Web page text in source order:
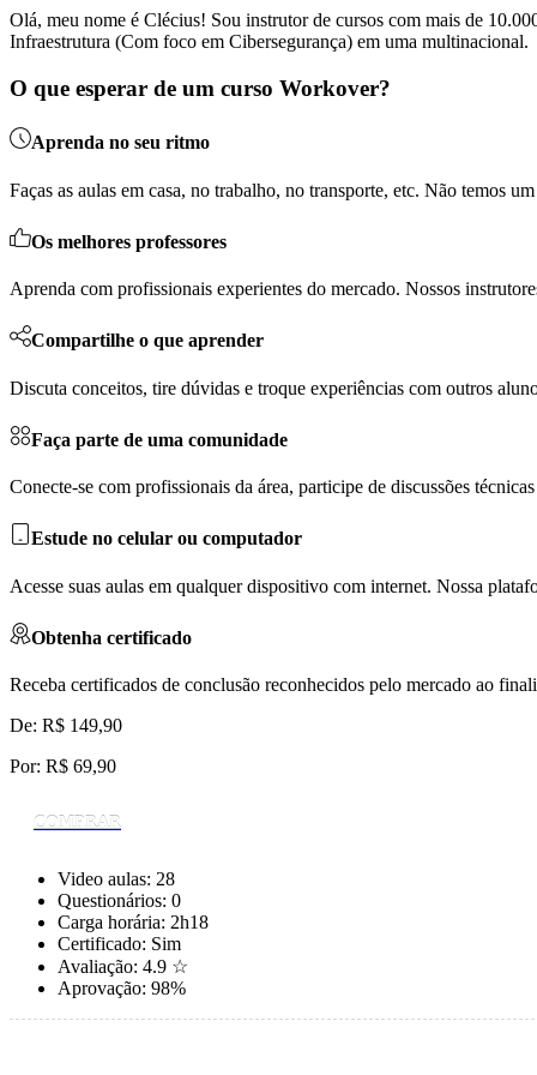
Olá, meu nome é Clécius! Sou instrutor de cursos com mais de
Infraestrutura (Com foco em Cibersegurança) em uma multinacional.
O que esperar de um curso Workover?
Aprenda no seu ritmo
Faças as aulas em casa, no trabalho, no transporte, etc. Não temos
Os melhores professores
Aprenda com profissionais experientes do mercado. Nossos
Compartilhe o que aprender
Discuta conceitos, tire dúvidas e troque experiências com outros
Faça parte de uma comunidade
Conecte-se com profissionais da área, participe de discussões
Estude no celular ou computador
Acesse suas aulas em qualquer dispositivo com internet. Nossa
Obtenha certificado
Receba certificados de conclusão reconhecidos pelo mercado ao
De: R$ 149,90
Por: R$ 69,90
COMPRAR
Video aulas: 28
Questionários: 0
Carga horária: 2h18
Certificado: Sim
Avaliação: 4.9 ☆
Aprovação: 98%